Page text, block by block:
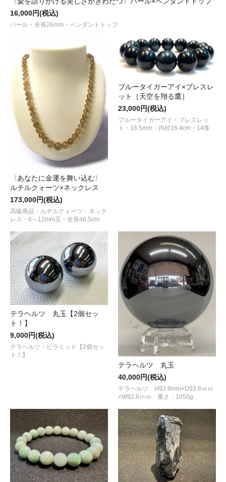
16,000円(税込)
パール・全長26mm・ペンダントトップ
〈あなたに金運を舞い込む〉
ルチルクォーツ×ネックレス
173,000円(税込)
高級商品・ルチルクォーツ・ネック
レス・6～12mm玉・全長46.5cm
ブルータイガーアイ×ブレスレ
ット［天空を翔る鷹］
23,000円(税込)
ブルータイガーアイ・ブレスレッ
ト・16.5mm・内径16.4cm・14珠
テラヘルツ 丸玉【2個セッ
ト！】
9,000円(税込)
テラヘルツ・ピラミッド【2個セッ
ト！】
テラヘルツ 丸玉
40,000円(税込)
テラヘルツ H92.8mm×D92.8ｍｍ
×W92.8ｍｍ 重さ：1050g